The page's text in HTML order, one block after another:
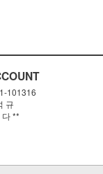
101316
규
**